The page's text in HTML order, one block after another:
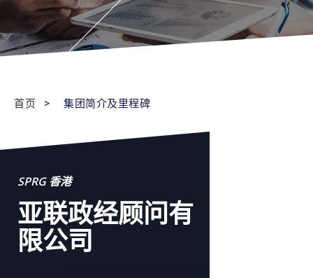
首页 集团简介及里程碑
SPRG 香港
亚联政经顾问有
限公司